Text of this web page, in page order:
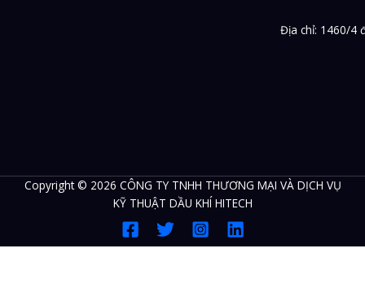
Địa chỉ: 1460/4
Copyright © 2026 CÔNG TY TNHH THƯƠNG MẠI VÀ DỊCH VỤ
KỸ THUẬT DẦU KHÍ HITECH